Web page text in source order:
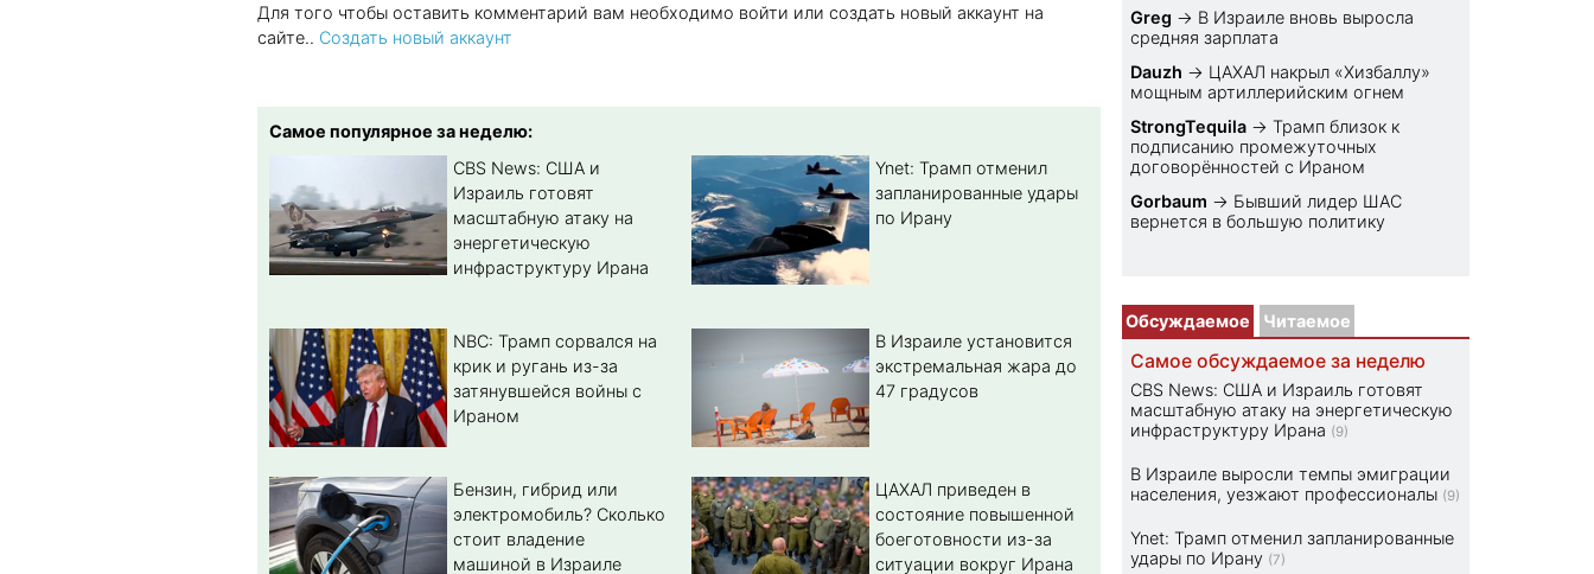
Для того чтобы оставить комментарий вам необходимо войти или создать новый аккаунт на
сайте.. Создать новый аккаунт
Самое популярное за неделю:
CBS News: США и
Израиль готовят
масштабную атаку на
энергетическую
инфраструктуру Ирана
Ynet: Трамп отменил
запланированные удары
по Ирану
NBC: Трамп сорвался на
крик и ругань из-за
затянувшейся войны с
Ираном
В Израиле установится
экстремальная жара до
47 градусов
Бензин, гибрид или
электромобиль? Cколько
стоит владение
машиной в Израиле
ЦАХАЛ приведен в
состояние повышенной
боеготовности из-за
ситуации вокруг Ирана
Greg → В Израиле вновь выросла
средняя зарплата
Dauzh → ЦАХАЛ накрыл «Хизбаллу»
мощным артиллерийским огнем
StrongTequila →Трамп близок к
подписанию промежуточных
договорённостей с Ираном
Gorbaum → Бывший лидер ШАС
вернется в большую политику
Обсуждаемое Читаемое
Самое обсуждаемое за неделю
CBS News: США и Израиль готовят
масштабную атаку на энергетическую
инфраструктуру Ирана (9)
В Израиле выросли темпы эмиграции
населения, уезжают профессионалы (9)
Ynet: Трамп отменил запланированные
удары по Ирану (7)